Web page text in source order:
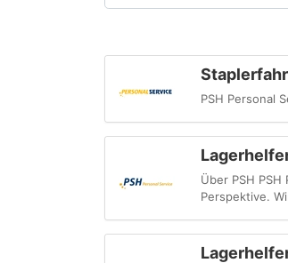
PSH Personal
Über PSH
Perspektive.